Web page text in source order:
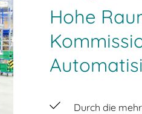
Hohe
Durch die